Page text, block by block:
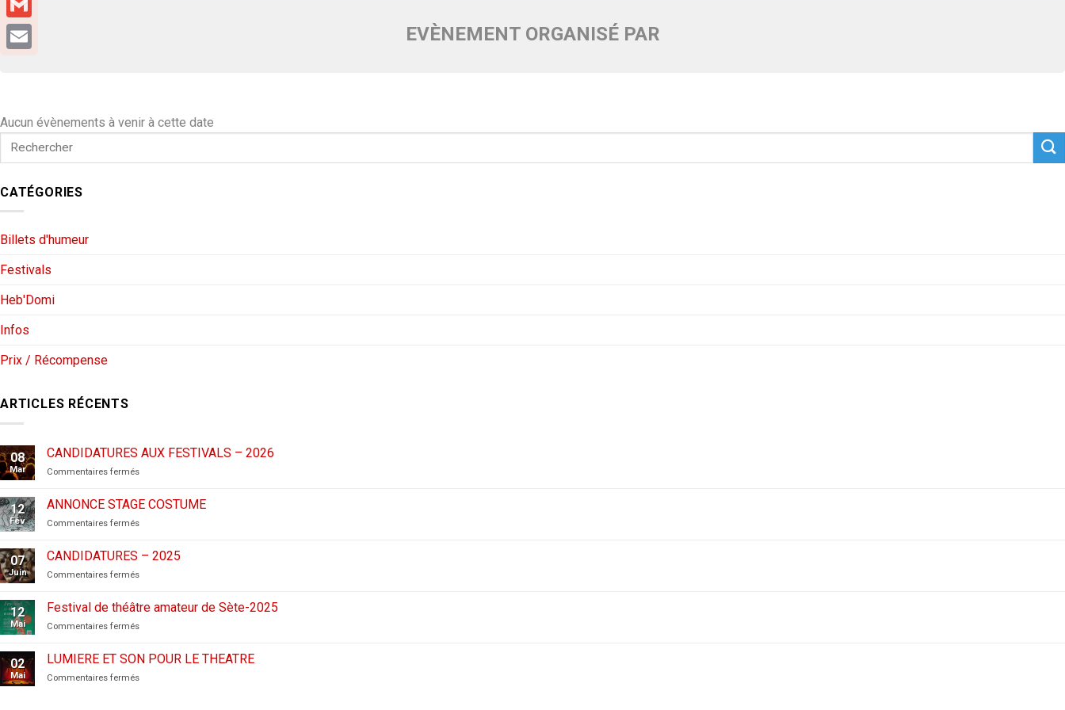
EVÈNEMENT ORGANISÉ PAR
Aucun évènements à venir à cette date
CATÉGORIES
Billets d'humeur
Festivals
Heb'Domi
Infos
Prix / Récompense
ARTICLES RÉCENTS
08
Mar
CANDIDATURES AUX FESTIVALS – 2026
Commentaires ferméssur
AUX
FESTIVALS
–
12
Fév
ANNONCE STAGE COSTUME
Commentaires ferméssur
STAGE
COSTUME
07
Juin
CANDIDATURES – 2025
Commentaires ferméssur
2025
12
Mai
Festival de théâtre amateur de Sète-2025
Commentaires ferméssur
de
théâtre
amateur
02
Mai
LUMIERE ET SON POUR LE THEATRE
Commentaires ferméssur
Gmail